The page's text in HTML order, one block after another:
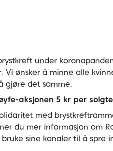
under
ønsker å minne alle
gjøre det samme.
aksjonen 5 kr per
med
du mer informasjon om
sine kanaler til å spre